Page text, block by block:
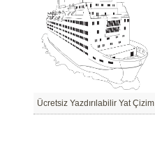
Ücretsiz Yazdırılabilir Yat Çizim